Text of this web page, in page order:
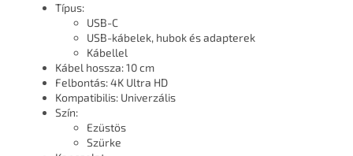
Típus:
USB-C
USB-kábelek, hubok és adapterek
Kábellel
Kábel hossza: 10 cm
Felbontás: 4K Ultra HD
Kompatibilis: Univerzális
Szín:
Ezüstös
Szürke